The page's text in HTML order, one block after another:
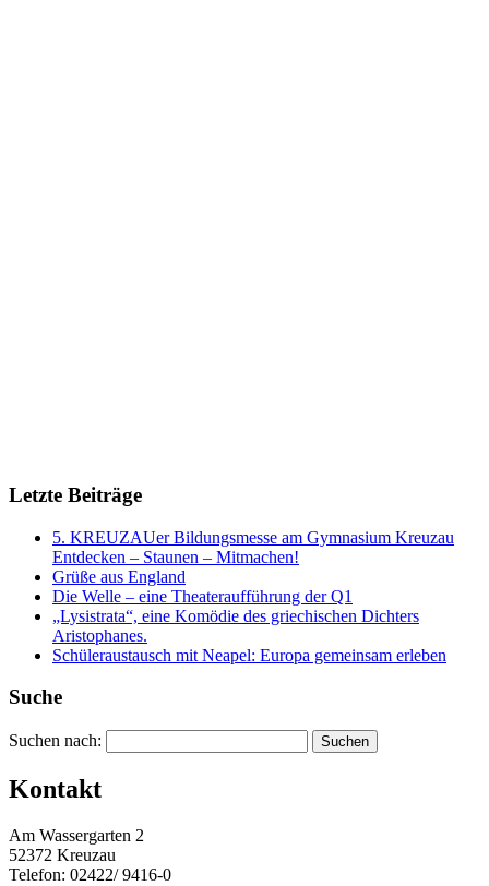
Letzte Beiträge
5. KREUZAUer Bildungsmesse am Gymnasium Kreuzau
Entdecken – Staunen – Mitmachen!
Grüße aus England
Die Welle – eine Theateraufführung der Q1
„Lysistrata“, eine Komödie des griechischen Dichters
Aristophanes.
Schüleraustausch mit Neapel: Europa gemeinsam erleben
Suche
Suchen nach:
Kontakt
Am Wassergarten 2
52372 Kreuzau
Telefon: 02422/ 9416-0